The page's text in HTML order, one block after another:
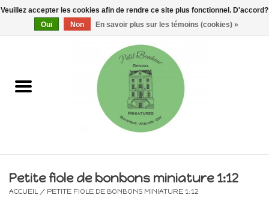
0 Articles - €0,00
Maisons, vitrines & kits
Electricité
Petite fiole de bonbons miniature 1:12
ACCUEIL / PETITE FIOLE DE BONBONS MINIATURE 1:12
Veuillez accepter les cookies afin de rendre ce site plus fonctionnel. D'accord?
Oui
Non En savoir plus sur les témoins (cookies) »